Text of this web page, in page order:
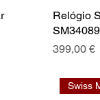
Relógio
Preço
399,00 €
Swiss